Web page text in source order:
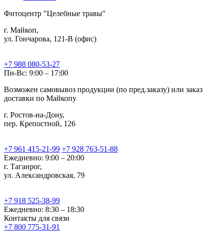
Фитоцентр "Целебные травы"
г. Майкоп,
ул. Гончарова, 121-В (офис)
+7 988 080-53-27
Пн-Вс: 9:00 – 17:00
Возможен самовывоз продукции (по пред.заказу) или заказ
доставки по Майкопу
г. Ростов-на-Дону,
пер. Крепостной, 126
+7 961 415-21-99 +7 928 763-51-88
Ежедневно: 9:00 – 20:00
г. Таганрог,
ул. Александровская, 79
+7 918 525-38-99
Ежедневно: 8:30 – 18:30
Контакты для связи
+7 800 775-31-91